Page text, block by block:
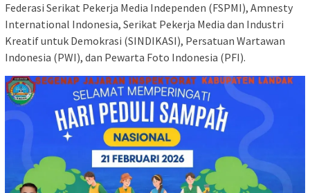
Federasi Serikat Pekerja Media Independen (FSPMI), Amnesty
International Indonesia, Serikat Pekerja Media dan Industri
Kreatif untuk Demokrasi (SINDIKASI), Persatuan Wartawan
Indonesia (PWI), dan Pewarta Foto Indonesia (PFI).